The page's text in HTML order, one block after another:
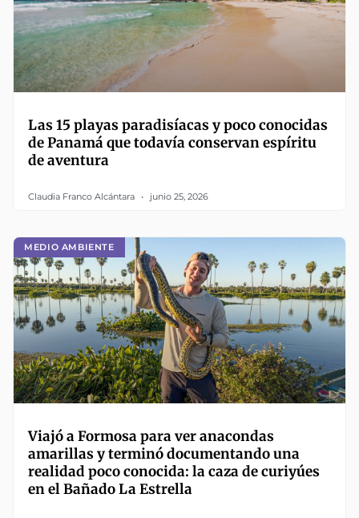
Las 15 playas paradisíacas y poco conocidas
de Panamá que todavía conservan espíritu
de aventura
Claudia Franco Alcántara junio 25, 2026
MEDIO AMBIENTE
Viajó a Formosa para ver anacondas
amarillas y terminó documentando una
realidad poco conocida: la caza de curiyúes
en el Bañado La Estrella